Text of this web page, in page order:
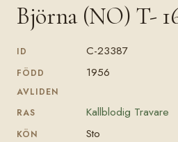
Björna (NO) T-
ID C-23387
FÖDD 1956
AVLIDEN
RAS
Kallblodig Travare
KÖN Sto